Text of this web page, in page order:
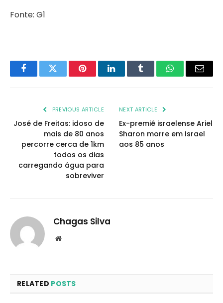
Fonte: G1
FacebookTwitter PinterestLinkedInTumblr WhatsAppEmail
PREVIOUS ARTICLE
José de Freitas: idoso de
mais de 80 anos
percorre cerca de 1km
todos os dias
carregando água para
sobreviver
NEXT ARTICLE
Ex-premiê israelense Ariel
Sharon morre em Israel
aos 85 anos
Chagas Silva
Website
RELATED POSTS